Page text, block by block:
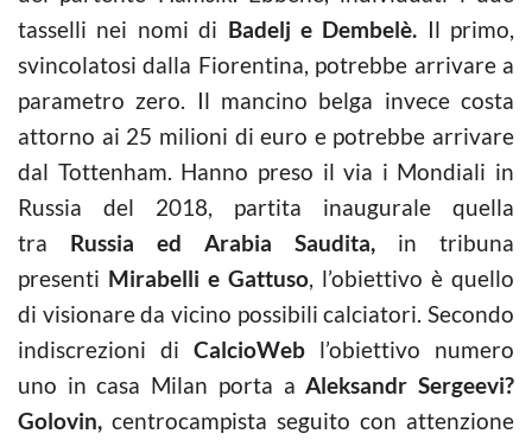
tasselli nei nomi di Badelj e Dembelè. Il primo,
svincolatosi dalla Fiorentina, potrebbe arrivare a
parametro zero. Il mancino belga invece costa
attorno ai 25 milioni di euro e potrebbe arrivare
dal Tottenham. Hanno preso il via i Mondiali in
Russia del 2018, partita inaugurale quella
tra Russia ed Arabia Saudita, in tribuna
presenti Mirabelli e Gattuso, l’obiettivo è quello
di visionare da vicino possibili calciatori. Secondo
indiscrezioni di CalcioWeb l’obiettivo numero
uno in casa Milan porta aAleksandr Sergeevi?
Golovin, centrocampista seguito con attenzione